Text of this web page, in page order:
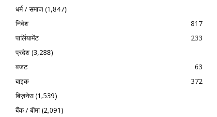
धर्म / समाज (1,847)
निवेश
817
पार्लियामेंट
233
प्रदेश(3,288)
बजट
63
बाइक
372
बिज़नेस(1,539)
बैंक / बीमा(2,091)